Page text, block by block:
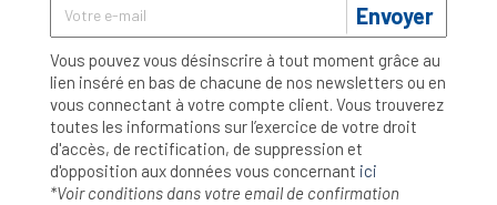
Envoyer
Vous pouvez vous désinscrire à tout moment grâce au
lien inséré en bas de chacune de nos newsletters ou en
vous connectant à votre compte client. Vous trouverez
toutes les informations sur l’exercice de votre droit
d'accès, de rectification, de suppression et
d'opposition aux données vous concernant ici
*Voir conditions dans votre email de confirmation